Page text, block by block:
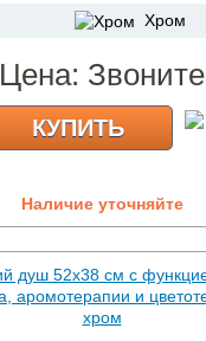
Хром
Цена: Звоните
КУПИТЬ
Наличие уточняйте